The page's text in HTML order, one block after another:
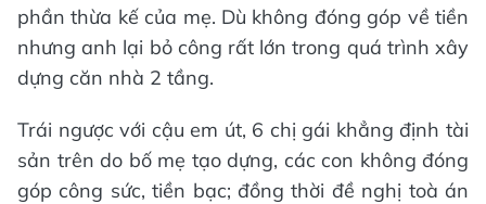
phần thừa kế của mẹ. Dù không đóng góp về tiền
nhưng anh lại bỏ công rất lớn trong quá trình xây
dựng căn nhà 2 tầng.
Trái ngược với cậu em út, 6 chị gái khẳng định tài
sản trên do bố mẹ tạo dựng, các con không đóng
góp công sức, tiền bạc; đồng thời đề nghị toà án